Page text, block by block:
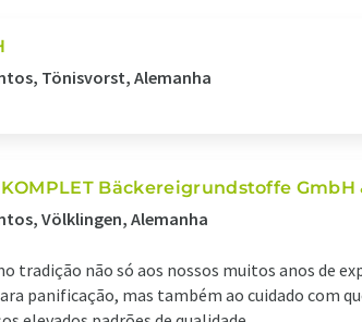
Tönisvorst, Alemanha
Bäckereigrundstoffe GmbH
Völklingen, Alemanha
tradição não só aos nossos muitos anos de
panificação, mas também ao cuidado com